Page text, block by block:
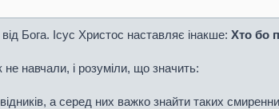
Бога. Ісус Христос наставляє інакше: Хто бо
навчали, і розуміли, що значить:
а серед них важко знайти таких